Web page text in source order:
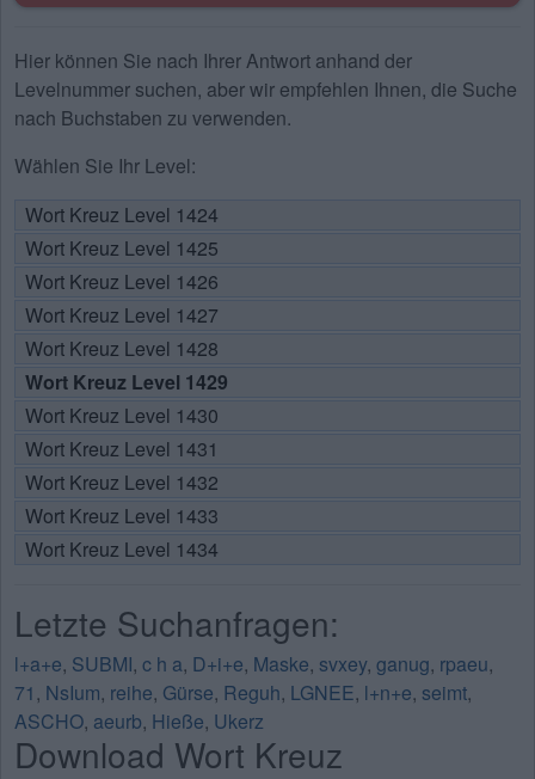
Hier können Sie nach Ihrer Antwort anhand der
Levelnummer suchen, aber wir empfehlen Ihnen, die Suche
nach Buchstaben zu verwenden.
Wählen Sie Ihr Level:
Wort Kreuz Level 1424
Wort Kreuz Level 1425
Wort Kreuz Level 1426
Wort Kreuz Level 1427
Wort Kreuz Level 1428
Wort Kreuz Level 1429
Wort Kreuz Level 1430
Wort Kreuz Level 1431
Wort Kreuz Level 1432
Wort Kreuz Level 1433
Wort Kreuz Level 1434
Letzte Suchanfragen:
l+a+e, SUBMI, c h a, D+i+e, Maske, svxey, ganug, rpaeu,
71, NsIum, reihe, Gürse, Reguh, LGNEE, l+n+e, seimt,
ASCHO, aeurb, Hieße, Ukerz
Download Wort Kreuz